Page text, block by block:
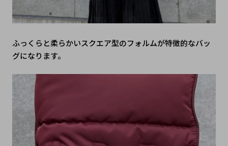
ふっくらと柔らかいスクエア型のフォルムが特徴的なバッ
グになります。